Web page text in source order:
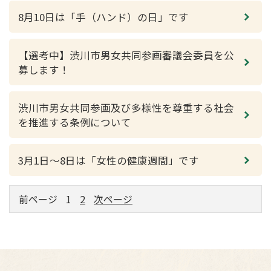
8月10日は「手（ハンド）の日」です
【選考中】渋川市男女共同参画審議会委員を公
募します！
渋川市男女共同参画及び多様性を尊重する社会
を推進する条例について
3月1日〜8日は「女性の健康週間」です
前ページ 1 2 次ページ